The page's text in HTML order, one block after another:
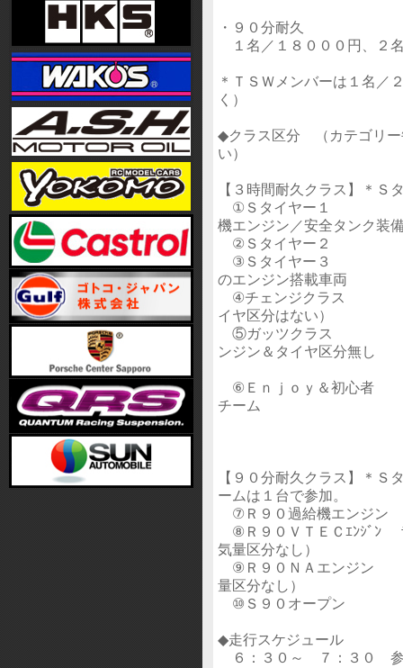
・９０分耐久
１名／１８０００円、２
＊ＴＳＷメンバーは１名／
く）
◆クラス区分 （カテゴリー
い）
【３時間耐久クラス】＊Ｓ
①Ｓタイヤー１ ２００
機エンジン／安全タンク装
②Ｓタイヤー２ １８
③Ｓタイヤー３ １６
のエンジン搭載車両
④チェンジクラス 参加
イヤ区分はない）
⑤ガッツクラス １人
ンジン＆タイヤ区分無し
⑥Ｅｎｊｏｙ＆初心者 順
チーム
【９０分耐久クラス】＊
ームは１台で参加。
⑦Ｒ９０過給機エンジン
⑧Ｒ９０ＶＴＥＣｴﾝｼﾞﾝ
気量区分なし）
⑨Ｒ９０ＮＡエンジン
量区分なし）
⑩Ｓ９０オープン Ｓ
◆走行スケジュール
６：３０～ ７：３０ 参